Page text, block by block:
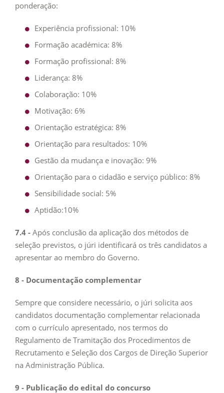
ponderação:
Experiência profissional: 10%
Formação académica: 8%
Formação profissional: 8%
Liderança: 8%
Colaboração: 10%
Motivação: 6%
Orientação estratégica: 8%
Orientação para resultados: 10%
Gestão da mudança e inovação: 9%
Orientação para o cidadão e serviço público: 8%
Sensibilidade social: 5%
Aptidão:10%
7.4 - Após conclusão da aplicação dos métodos de
seleção previstos, o júri identificará os três candidatos a
apresentar ao membro do Governo.
8 - Documentação complementar
Sempre que considere necessário, o júri solicita aos
candidatos documentação complementar relacionada
com o currículo apresentado, nos termos do
Regulamento de Tramitação dos Procedimentos de
Recrutamento e Seleção dos Cargos de Direção Superior
na Administração Pública.
9 - Publicação do edital do concurso